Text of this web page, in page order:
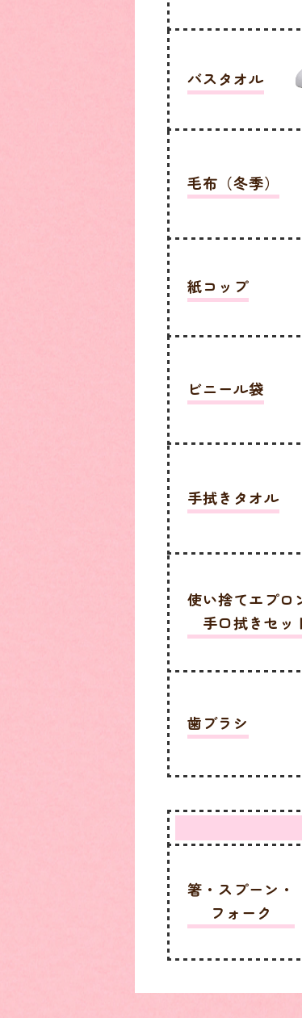
バスタオル
毛布（冬季）
紙コップ
ビニール袋
手拭きタオル
使い捨てエプロ
手口拭きセッ
歯ブラシ
箸・スプーン・
フォーク